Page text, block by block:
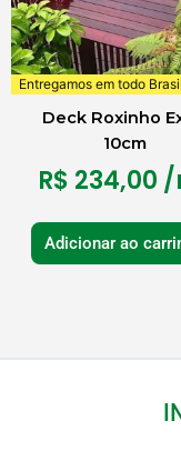
Entregamos em todo Brasil
Deck Roxinho
10cm
R$ 234,00 /
Adicionar ao